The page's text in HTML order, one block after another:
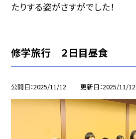
たりする姿がさすがでした！
修学旅行 ２日目昼食
公開日 2025/11/12 更新日 2025/11/12